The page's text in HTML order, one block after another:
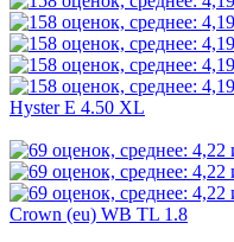
Hyster E 4.50 XL
Crown (eu) WB TL 1.8